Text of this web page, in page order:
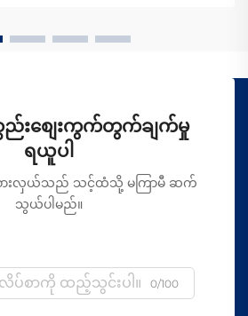
ည်းစျေးကွက်တွက်ချက်မှု
ရယူပါ
းလှယ်သည် သင့်ထံသို့ မကြာမီ ဆက်
သွယ်ပါမည်။
0/100